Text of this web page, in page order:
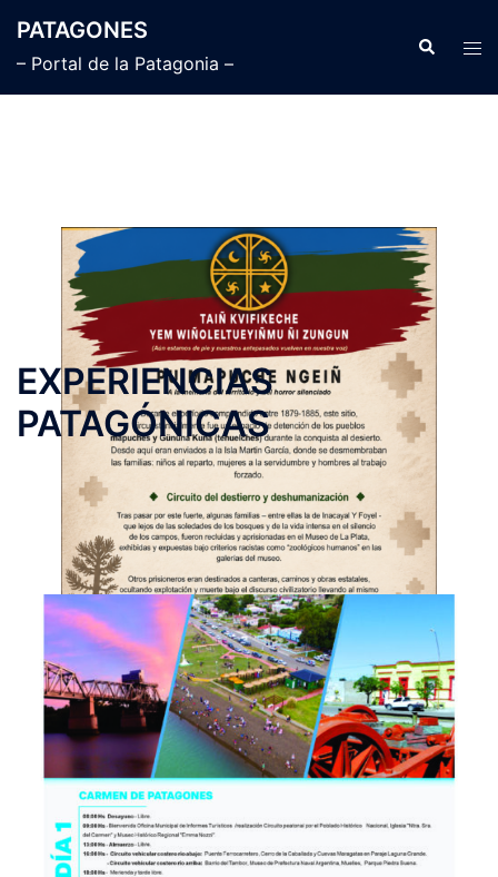
contenido
PATAGONES
– Portal de la Patagonia –
Buscar
EXPERIENCIAS
PATAGÓNICAS